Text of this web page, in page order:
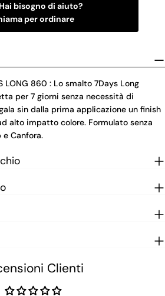
Hai bisogno di aiuto?
per ordinare
LONG 860 : Lo smalto 7Days Long
per 7 giorni senza necessità di
sin dalla prima applicazione un finish
alto impatto colore. Formulato senza
e Canfora.
Clienti